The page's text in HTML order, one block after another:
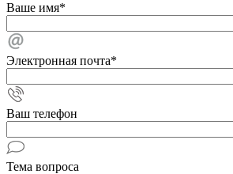
Ваше имя*
Электронная почта*
Ваш телефон
Тема вопроса